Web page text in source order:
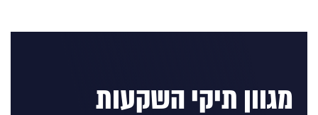
מגוון תיקי השקעות